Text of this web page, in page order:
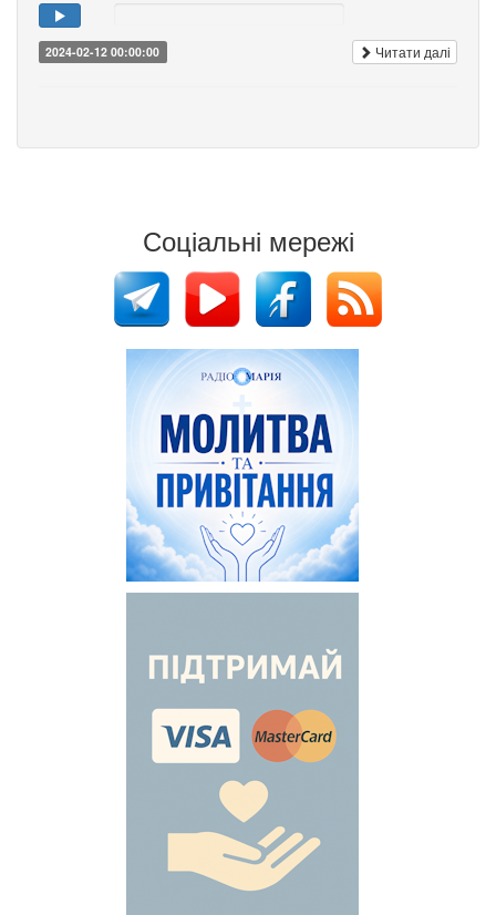
2024-02-12 00:00:00 Читати далі
Соціальні мережі